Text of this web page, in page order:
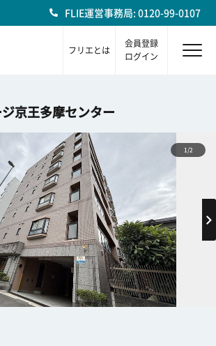
FLIE運営事務局: 0120-99-0107
フリエとは
会員登録
ログイン
京王多摩センター
1/2